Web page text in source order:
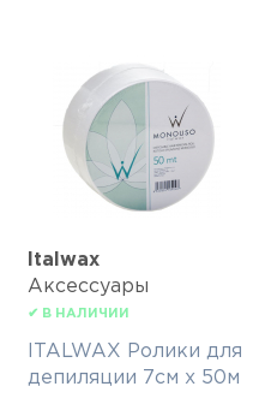
Italwax
Аксессуары
✔ В НАЛИЧИИ
ITALWAX Ролики для
депиляции 7см х 50м